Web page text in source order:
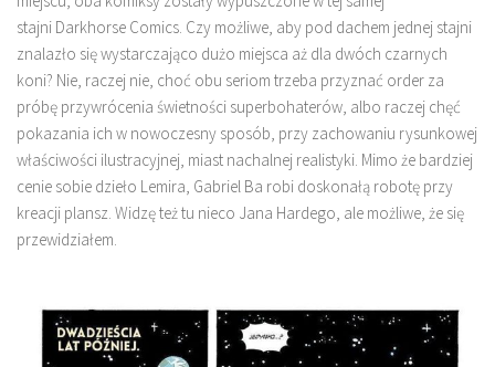
stajni Darkhorse Comics. Czy możliwe, aby pod dachem jednej stajni
znalazło się wystarczająco dużo miejsca aż dla dwóch czarnych
koni? Nie, raczej nie, choć obu seriom trzeba przyznać order za
próbę przywrócenia świetności superbohaterów, albo raczej chęć
pokazania ich w nowoczesny sposób, przy zachowaniu rysunkowej
właściwości ilustracyjnej, miast nachalnej realistyki. Mimo że bardziej
cenie sobie dzieło Lemira, Gabriel Ba robi doskonałą robotę przy
kreacji plansz. Widzę też tu nieco Jana Hardego, ale możliwe, że się
przewidziałem.